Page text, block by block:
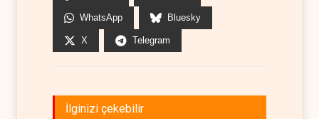
WhatsApp Bluesky
X Telegram
İlginizi çekebilir